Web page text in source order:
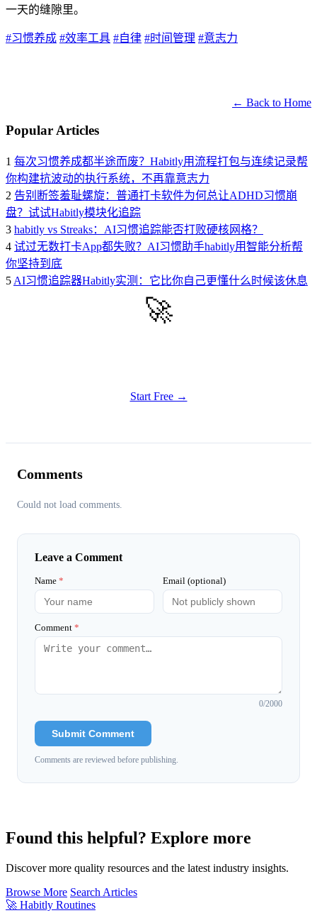
一天的缝隙里。
#习惯养成 #效率工具 #自律 #时间管理 #意志力
← Back to Home
Popular Articles
1 每次习惯养成都半途而废？Habitly用流程打包与连续记录帮
你构建抗波动的执行系统，不再靠意志力
2 告别断签羞耻螺旋：普通打卡软件为何总让ADHD习惯崩
盘？试试Habitly模块化追踪
3 habitly vs Streaks：AI习惯追踪能否打败硬核网格？
4 试过无数打卡App都失败？AI习惯助手habitly用智能分析帮
你坚持到底
5 AI习惯追踪器Habitly实测：它比你自己更懂什么时候该休息
🚀
Start Free →
Comments
Could not load comments.
Leave a Comment
Name * Email (optional)
Comment *
0/2000
Submit Comment
Comments are reviewed before publishing.
Found this helpful? Explore more
Discover more quality resources and the latest industry insights.
Browse More Search Articles
🚀 Habitly Routines